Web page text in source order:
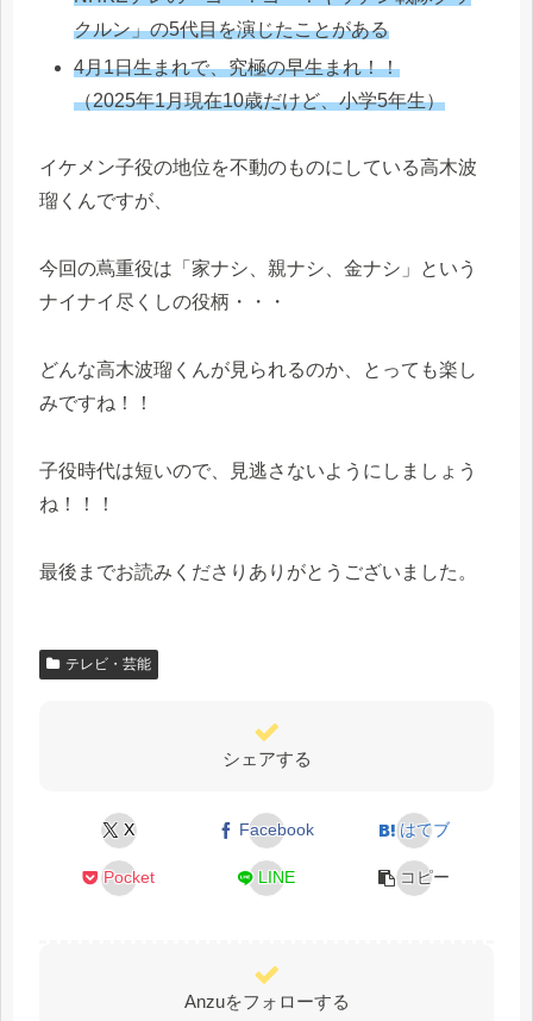
クルン」の5代目を演じたことがある
4月1日生まれで、究極の早生まれ！！
（2025年1月現在10歳だけど、小学5年生）
イケメン子役の地位を不動のものにしている高木波
瑠くんですが、
今回の蔦重役は「家ナシ、親ナシ、金ナシ」という
ナイナイ尽くしの役柄・・・
どんな高木波瑠くんが見られるのか、とっても楽し
みですね！！
子役時代は短いので、見逃さないようにしましょう
ね！！！
最後までお読みくださりありがとうございました。
テレビ・芸能
シェアする
X Facebook はてブ
Pocket LINE コピー
Anzuをフォローする